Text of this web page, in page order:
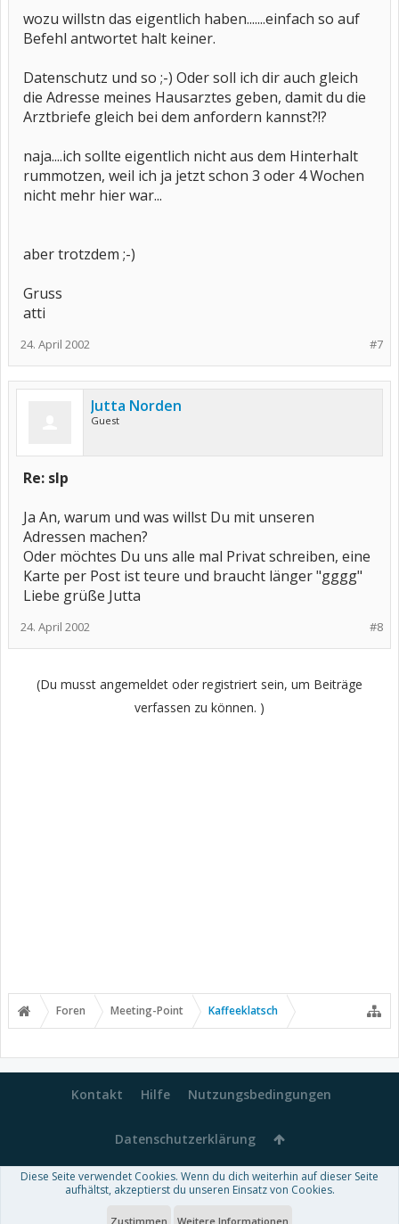
wozu willstn das eigentlich haben.......einfach so auf
Befehl antwortet halt keiner.
Datenschutz und so ;-) Oder soll ich dir auch gleich
die Adresse meines Hausarztes geben, damit du die
Arztbriefe gleich bei dem anfordern kannst?!?
naja....ich sollte eigentlich nicht aus dem Hinterhalt
rummotzen, weil ich ja jetzt schon 3 oder 4 Wochen
nicht mehr hier war...
aber trotzdem ;-)
Gruss
atti
#7
24. April 2002
Jutta Norden
Guest
Re: slp
Ja An, warum und was willst Du mit unseren
Adressen machen?
Oder möchtes Du uns alle mal Privat schreiben, eine
Karte per Post ist teure und braucht länger "gggg"
Liebe grüße Jutta
#8
24. April 2002
(Du musst angemeldet oder registriert sein, um Beiträge
verfassen zu können. )
Foren Meeting-Point Kaffeeklatsch
Kontakt Hilfe Nutzungsbedingungen
Datenschutzerklärung
Forum software by XenForo™-Deutsch von xenDach
Theme designed byThemeHouse
Diese Seite verwendet Cookies. Wenn du dich weiterhin auf dieser Seite
aufhältst, akzeptierst du unseren Einsatz von Cookies.
Zustimmen Weitere Informationen